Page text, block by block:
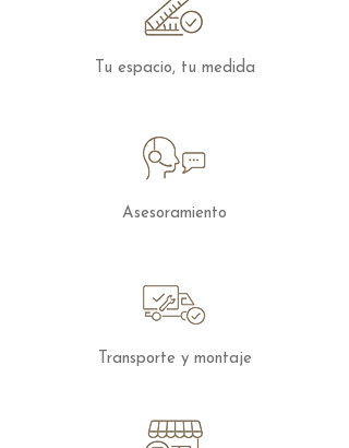
Tu espacio, tu medida
Asesoramiento
Transporte y montaje